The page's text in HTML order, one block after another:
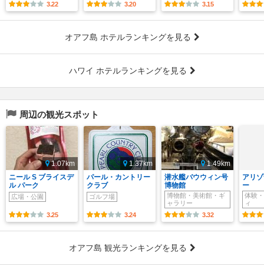
3.22 3.20 3.15
オアフ島 ホテルランキングを見る
ハワイ ホテルランキングを見る
周辺の観光スポット
1.07km
ニール S ブライスデ
ル パーク
広場・公園
3.25
1.37km
パール・カントリー
クラブ
ゴルフ場
3.24
1.49km
潜水艦バウウィン号
博物館
博物館・美術館・ギ
ャラリー
3.32
アリ
ー
体験
ィ
オアフ島 観光ランキングを見る